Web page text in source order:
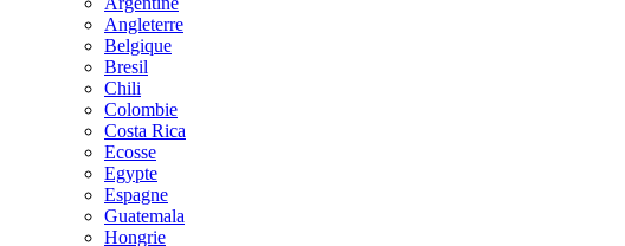
Angleterre
Belgique
Bresil
Chili
Colombie
Costa Rica
Ecosse
Egypte
Espagne
Guatemala
Hongrie